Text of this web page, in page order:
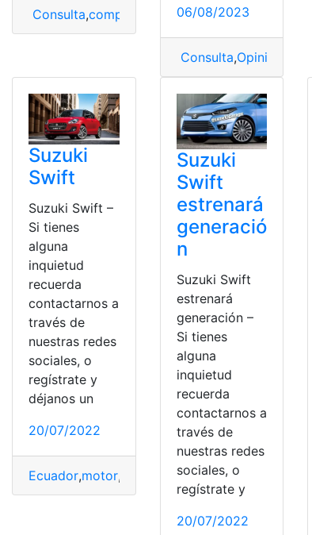
Consulta,comprar Conocer,Suzuki,Suzuki Jimny
06/08/2023
Consulta,Opiniones
Suzuki
Swift
Suzuki Swift –
Si tienes
alguna
inquietud
recuerda
contactarnos a
través de
nuestras redes
sociales, o
regístrate y
déjanos un
20/07/2022
Ecuador,motor, Seguridad ,Suzuki
Suzuki
Swift
estrenará
generació
n
Suzuki Swift
estrenará
generación –
Si tienes
alguna
inquietud
recuerda
contactarnos a
través de
nuestras redes
sociales, o
regístrate y
20/07/2022